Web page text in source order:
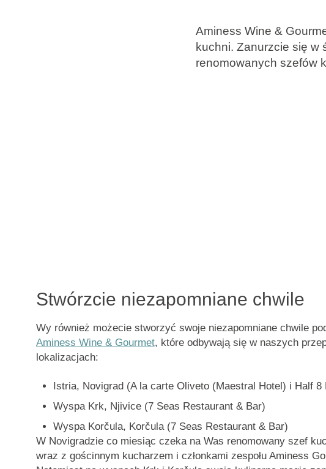
Aminess Wine &
kuchni. Zanurzcie się w
renomowanych szefów
Stwórzcie niezapomniane chwile
Wy również możecie stworzyć swoje niezapomniane chwile
Aminess Wine & Gourmet, które odbywają się w naszych
lokalizacjach:
Istria, Novigrad (A la carte Oliveto (Maestral Hotel) i Half 8
Wyspa Krk, Njivice (7 Seas Restaurant & Bar)
Wyspa Korčula, Korčula (7 Seas Restaurant & Bar)
W Novigradzie co miesiąc czeka na Was renomowany szef
wraz z gościnnym kucharzem i członkami zespołu Aminess